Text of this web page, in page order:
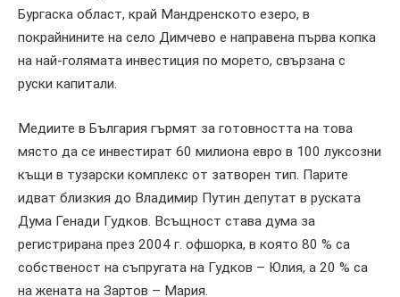
Бургаска област, край Мандренското езеро, в
покрайнините на село Димчево е направена първа копка
на най-голямата инвестиция по морето, свързана с
руски капитали.
Медиите в България гърмят за готовността на това
място да се инвестират 60 милиона евро в 100 луксозни
къщи в тузарски комплекс от затворен тип. Парите
идват близкия до Владимир Путин депутат в руската
Дума Генади Гудков. Всъщност става дума за
регистрирана през 2004 г. офшорка, в която 80 % са
собственост на съпругата на Гудков – Юлия, а 20 % са
на жената на Зартов – Мария.